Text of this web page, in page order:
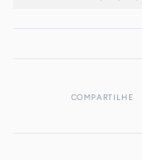
COMPARTILHE